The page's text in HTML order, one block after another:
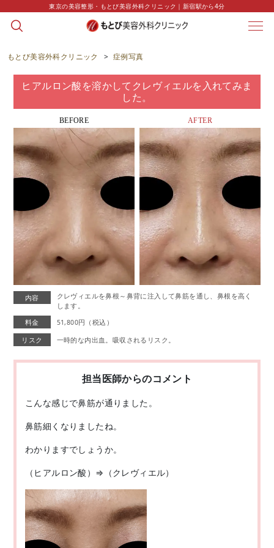
東京の美容整形・もとび美容外科クリニック｜新宿駅から4分
CASE
症例写真
もとび美容外科クリニック > 症例写真
ヒアルロン酸を溶かしてクレヴィエルを入れてみま
した。
BEFORE AFTER
内容
クレヴィエルを鼻根～鼻背に注入して鼻筋を通し、鼻根を高く
します。
料金
51,800円（税込）
リスク 一時的な内出血。吸収されるリスク。
担当医師からのコメント
こんな感じで鼻筋が通りました。
鼻筋細くなりましたね。
わかりますでしょうか。
（ヒアルロン酸）⇒（クレヴィエル）